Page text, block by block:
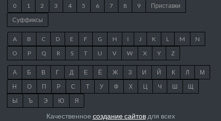
0 1 2 3 4 5 6 7 8 9
Приставки
Суффиксы
A B C D E F G H I J K L M
N
O
P Q R S T U V W X Y Z
А Б В Г Д Е Ё Ж З И Й К Л
М
Н
О П Р С Т У Ф Х Ц Ч Ш
Щ
Ы
Ъ Э Ю Я
Качественное создание сайтовдля всех